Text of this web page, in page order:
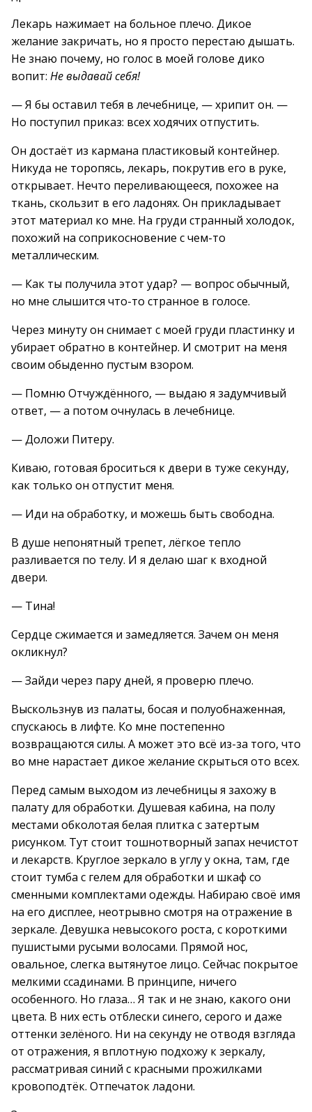
Лекарь нажимает на больное плечо. Дикое
желание закричать, но я просто перестаю дышать.
Не знаю почему, но голос в моей голове дико
вопит: Не выдавай себя!
— Я бы оставил тебя в лечебнице, — хрипит он. —
Но поступил приказ: всех ходячих отпустить.
Он достаёт из кармана пластиковый контейнер.
Никуда не торопясь, лекарь, покрутив его в руке,
открывает. Нечто переливающееся, похожее на
ткань, скользит в его ладонях. Он прикладывает
этот материал ко мне. На груди странный холодок,
похожий на соприкосновение с чем-то
металлическим.
— Как ты получила этот удар? — вопрос обычный,
но мне слышится что-то странное в голосе.
Через минуту он снимает с моей груди пластинку и
убирает обратно в контейнер. И смотрит на меня
своим обыденно пустым взором.
— Помню Отчуждённого, — выдаю я задумчивый
ответ, — а потом очнулась в лечебнице.
— Доложи Питеру.
Киваю, готовая броситься к двери в туже секунду,
как только он отпустит меня.
— Иди на обработку, и можешь быть свободна.
В душе непонятный трепет, лёгкое тепло
разливается по телу. И я делаю шаг к входной
двери.
— Тина!
Сердце сжимается и замедляется. Зачем он меня
окликнул?
— Зайди через пару дней, я проверю плечо.
Выскользнув из палаты, босая и полуобнаженная,
спускаюсь в лифте. Ко мне постепенно
возвращаются силы. А может это всё из-за того, что
во мне нарастает дикое желание скрыться ото всех.
Перед самым выходом из лечебницы я захожу в
палату для обработки. Душевая кабина, на полу
местами обколотая белая плитка с затертым
рисунком. Тут стоит тошнотворный запах нечистот
и лекарств. Круглое зеркало в углу у окна, там, где
стоит тумба с гелем для обработки и шкаф со
сменными комплектами одежды. Набираю своё имя
на его дисплее, неотрывно смотря на отражение в
зеркале. Девушка невысокого роста, с короткими
пушистыми русыми волосами. Прямой нос,
овальное, слегка вытянутое лицо. Сейчас покрытое
мелкими ссадинами. В принципе, ничего
особенного. Но глаза… Я так и не знаю, какого они
цвета. В них есть отблески синего, серого и даже
оттенки зелёного. Ни на секунду не отводя взгляда
от отражения, я вплотную подхожу к зеркалу,
рассматривая синий с красными прожилками
кровоподтёк. Отпечаток ладони.